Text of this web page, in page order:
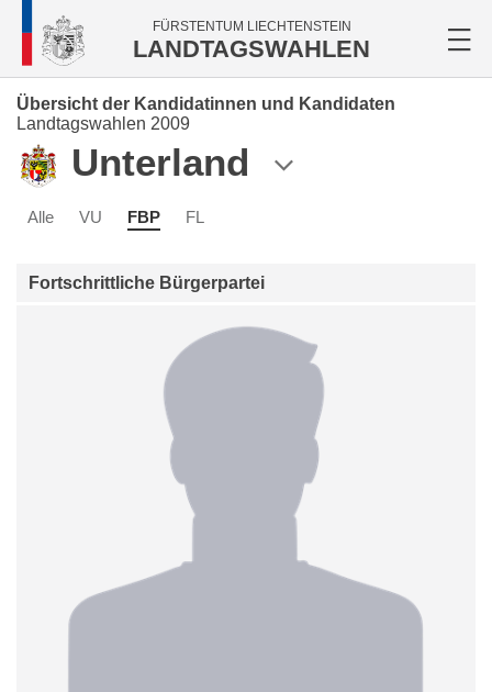
FÜRSTENTUM LIECHTENSTEIN
LANDTAGSWAHLEN
Übersicht der Kandidatinnen und Kandidaten
Landtagswahlen 2009
Unterland
Alle VU FBP FL
Fortschrittliche Bürgerpartei